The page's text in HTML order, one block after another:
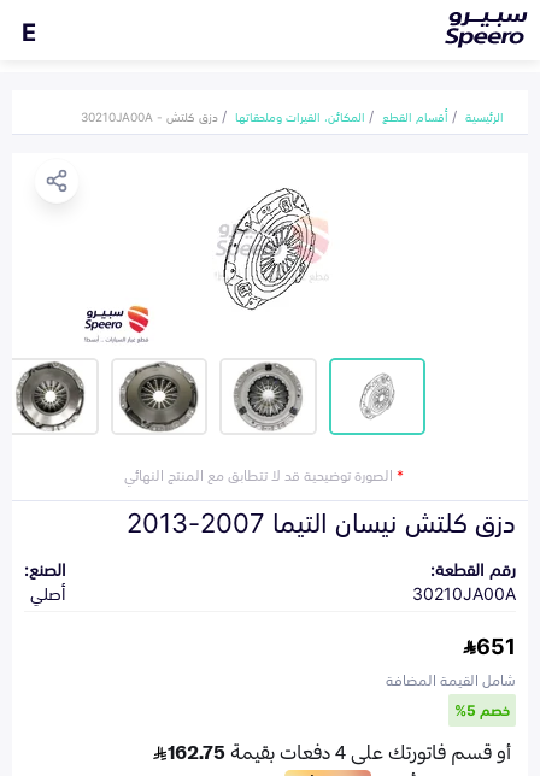
E
الرئيسية أقسام القطع المكائن، القيرات وملحقاتها دزق كلتش - 30210JA00A
*الصورة توضيحية قد لا تتطابق مع المنتج النهائي
دزق كلتش نيسان التيما 2007-2013
رقم القطعة:
30210JA00A
الصنع:
أصلي
651
شامل القيمة المضافة
خصم 5%